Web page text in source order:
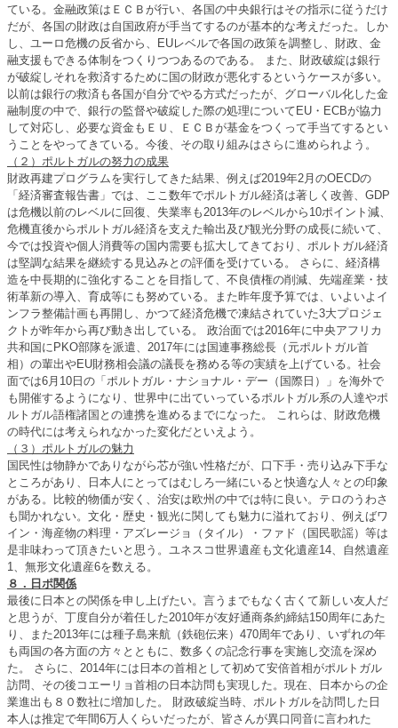
ている。金融政策はＥＣＢが行い、各国の中央銀行はその指示に従うだけ
だが、各国の財政は自国政府が手当てするのが基本的な考えだった。しか
し、ユーロ危機の反省から、EUレベルで各国の政策を調整し、財政、金
融支援もできる体制をつくりつつあるのである。 また、財政破綻は銀行
が破綻しそれを救済するために国の財政が悪化するというケースが多い。
以前は銀行の救済も各国が自分でやる方式だったが、グローバル化した金
融制度の中で、銀行の監督や破綻した際の処理についてEU・ECBが協力
して対応し、必要な資金もＥＵ、ＥＣＢが基金をつくって手当てするとい
うことをやってきている。今後、その取り組みはさらに進められよう。
（２）ポルトガルの努力の成果
財政再建プログラムを実行してきた結果、例えば2019年2月のOECDの
「経済審査報告書」では、ここ数年でポルトガル経済は著しく改善、GDP
は危機以前のレベルに回復、失業率も2013年のレベルから10ポイント減、
危機直後からポルトガル経済を支えた輸出及び観光分野の成長に続いて、
今では投資や個人消費等の国内需要も拡大してきており、ポルトガル経済
は堅調な結果を継続する見込みとの評価を受けている。 さらに、経済構
造を中長期的に強化することを目指して、不良債権の削減、先端産業・技
術革新の導入、育成等にも努めている。また昨年度予算では、いよいよイ
ンフラ整備計画も再開し、かつて経済危機で凍結されていた3大プロジェ
クトが昨年から再び動き出している。 政治面では2016年に中央アフリカ
共和国にPKO部隊を派遣、2017年には国連事務総長（元ポルトガル首
相）の輩出やEU財務相会議の議長を務める等の実績を上げている。社会
面では6月10日の「ポルトガル・ナショナル・デー（国際日）」を海外で
も開催するようになり、世界中に出ていっているポルトガル系の人達やポ
ルトガル語権諸国との連携を進めるまでになった。 これらは、財政危機
の時代には考えられなかった変化だといえよう。
（３）ポルトガルの魅力
国民性は物静かでありながら芯が強い性格だが、口下手・売り込み下手な
ところがあり、日本人にとってはむしろ一緒にいると快適な人々との印象
がある。比較的物価が安く、治安は欧州の中では特に良い。テロのうわさ
も聞かれない。文化・歴史・観光に関しても魅力に溢れており、例えばワ
イン・海産物の料理・アズレージョ（タイル）・ファド（国民歌謡）等は
是非味わって頂きたいと思う。ユネスコ世界遺産も文化遺産14、自然遺産
1、無形文化遺産6を数える。
８．日ポ関係
最後に日本との関係を申し上げたい。言うまでもなく古くて新しい友人だ
と思うが、丁度自分が着任した2010年が友好通商条約締結150周年にあた
り、また2013年には種子島来航（鉄砲伝来）470周年であり、いずれの年
も両国の各方面の方々とともに、数多くの記念行事を実施し交流を深め
た。 さらに、2014年には日本の首相として初めて安倍首相がポルトガル
訪問、その後コエーリョ首相の日本訪問も実現した。現在、日本からの企
業進出も８０数社に増加した。 財政破綻当時、ポルトガルを訪問した日
本人は推定で年間6万人くらいだったが、皆さんが異口同音に言われた